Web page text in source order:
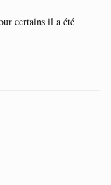
certains il a été